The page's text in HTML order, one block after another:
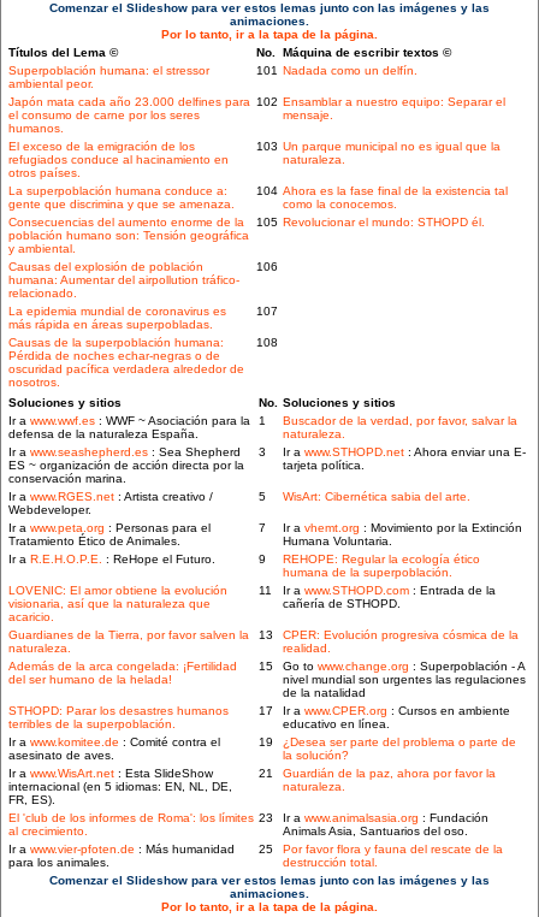
Comenzar el Slideshow para ver estos lemas junto con las imágenes y las
animaciones.
Por lo tanto, ir a la tapa de la página.
Títulos del Lema ©
No. Máquina de escribir textos ©
Superpoblación humana: el stressor
ambiental peor.
101 Nadada como un delfín.
Japón mata cada año 23.000 delfines para
el consumo de carne por los seres
humanos.
102 Ensamblar a nuestro equipo: Separar el
mensaje.
El exceso de la emigración de los
refugiados conduce al hacinamiento en
otros países.
103 Un parque municipal no es igual que la
naturaleza.
La superpoblación humana conduce a:
gente que discrimina y que se amenaza.
104 Ahora es la fase final de la existencia tal
como la conocemos.
Consecuencias del aumento enorme de la
población humano son: Tensión geográfica
y ambiental.
105 Revolucionar el mundo: STHOPD él.
Causas del explosión de población
humana: Aumentar del airpollution tráfico-
relacionado.
106
La epidemia mundial de coronavirus es
más rápida en áreas superpobladas.
107
Causas de la superpoblación humana:
Pérdida de noches echar-negras o de
oscuridad pacífica verdadera alrededor de
nosotros.
108
Soluciones y sitios No. Soluciones y sitios
Ir a www.wwf.es : WWF ~ Asociación para la
defensa de la naturaleza España.
1
Buscador de la verdad, por favor, salvar la
naturaleza.
Ir a www.seashepherd.es : Sea Shepherd
ES ~ organización de acción directa por la
conservación marina.
3 Ir a www.STHOPD.net : Ahora enviar una E-
tarjeta política.
Ir a www.RGES.net : Artista creativo /
Webdeveloper.
5 WisArt: Cibernética sabia del arte.
Ir a www.peta.org : Personas para el
Tratamiento Ético de Animales.
7 Ir a vhemt.org : Movimiento por la Extinción
Humana Voluntaria.
Ir a R.E.H.O.P.E. : ReHope el Futuro. 9
REHOPE: Regular la ecología ético
humana de la superpoblación.
LOVENIC: El amor obtiene la evolución
visionaria, así que la naturaleza que
acaricio.
11 Ir a www.STHOPD.com : Entrada de la
cañería de STHOPD.
Guardianes de la Tierra, por favor salven la
naturaleza.
13
CPER: Evolución progresiva cósmica de la
realidad.
Además de la arca congelada: ¡Fertilidad
del ser humano de la helada!
15 Go to www.change.org : Superpoblación - A
nivel mundial son urgentes las regulaciones
de la natalidad
STHOPD: Parar los desastres humanos
terribles de la superpoblación.
17 Ir a www.CPER.org : Cursos en ambiente
educativo en línea.
Ir a www.komitee.de : Comité contra el
asesinato de aves.
19
¿Desea ser parte del problema o parte de
la solución?
Ir a www.WisArt.net : Esta SlideShow
internacional (en 5 idiomas: EN, NL, DE,
FR, ES).
21
Guardián de la paz, ahora por favor la
naturaleza.
El 'club de los informes de Roma': los límites
al crecimiento.
23 Ir a www.animalsasia.org : Fundación
Animals Asia, Santuarios del oso.
Ir a www.vier-pfoten.de : Más humanidad
para los animales.
25
Por favor flora y fauna del rescate de la
destrucción total.
Comenzar el Slideshow para ver estos lemas junto con las imágenes y las
animaciones.
Por lo tanto, ir a la tapa de la página.